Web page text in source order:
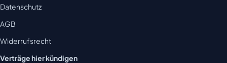
Datenschutz
AGB
Widerrufsrecht
Verträge hier kündigen